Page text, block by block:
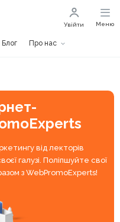
Блог Про нас
Увійти Меню
від лекторів
галузі. Поліпшуйте свої
з WebPromoExperts!